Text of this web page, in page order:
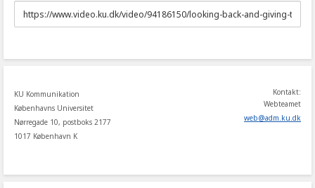
URL
to
KU Kommunikation
Københavns Universitet
Nørregade 10, postboks 2177
1017 København K
Kontakt:
Webteamet
web@adm.ku.dk